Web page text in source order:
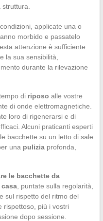
applicate una o
morbido e passatelo
attenzione è sufficiente
la sua sensibilità,
durante la rilevazione
di riposo alle vostre
di onde elettromagnetiche.
loro di rigenerarsi e di
Alcuni praticanti esperti
bacchette su un letto di sale
una puliziaprofonda,
le bacchette da
, puntate sulla regolarità,
sul rispetto del ritmo del
rispettoso, più i vostri
dopo sessione.